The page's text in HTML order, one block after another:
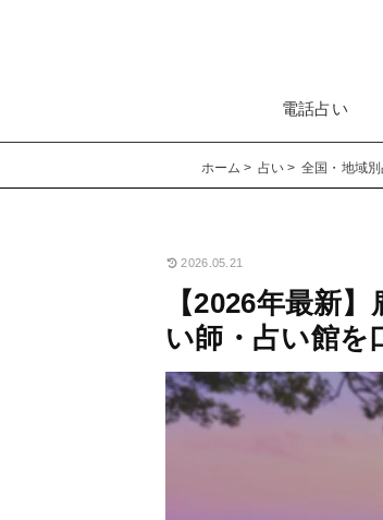
電話占い
ホーム 占い 全国・地域
2026.05.21
【2026年最新
い師・占い館を